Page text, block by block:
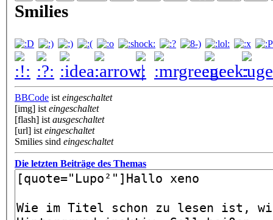
Smilies
BBCode ist eingeschaltet
[img] ist eingeschaltet
[flash] ist ausgeschaltet
[url] ist eingeschaltet
Smilies sind eingeschaltet
Die letzten Beiträge des Themas